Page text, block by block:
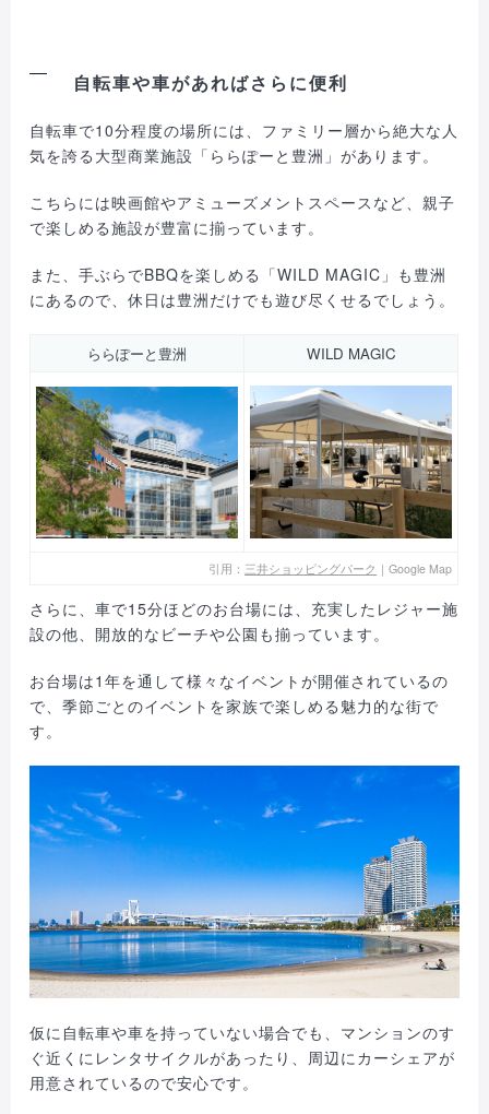
自転車や車があればさらに便利
自転車で10分程度の場所には、ファミリー層から絶大な人
気を誇る大型商業施設「ららぽーと豊洲」があります。
こちらには映画館やアミューズメントスペースなど、親子
で楽しめる施設が豊富に揃っています。
また、手ぶらでBBQを楽しめる「WILD MAGIC」も豊洲
にあるので、休日は豊洲だけでも遊び尽くせるでしょう。
ららぽーと豊洲 WILD MAGIC
引用： 三井ショッピングパーク ｜Google Map
さらに、車で15分ほどのお台場には、充実したレジャー施
設の他、開放的なビーチや公園も揃っています。
お台場は1年を通して様々なイベントが開催されているの
で、季節ごとのイベントを家族で楽しめる魅力的な街で
す。
仮に自転車や車を持っていない場合でも、マンションのす
ぐ近くにレンタサイクルがあったり、周辺にカーシェアが
用意されているので安心です。